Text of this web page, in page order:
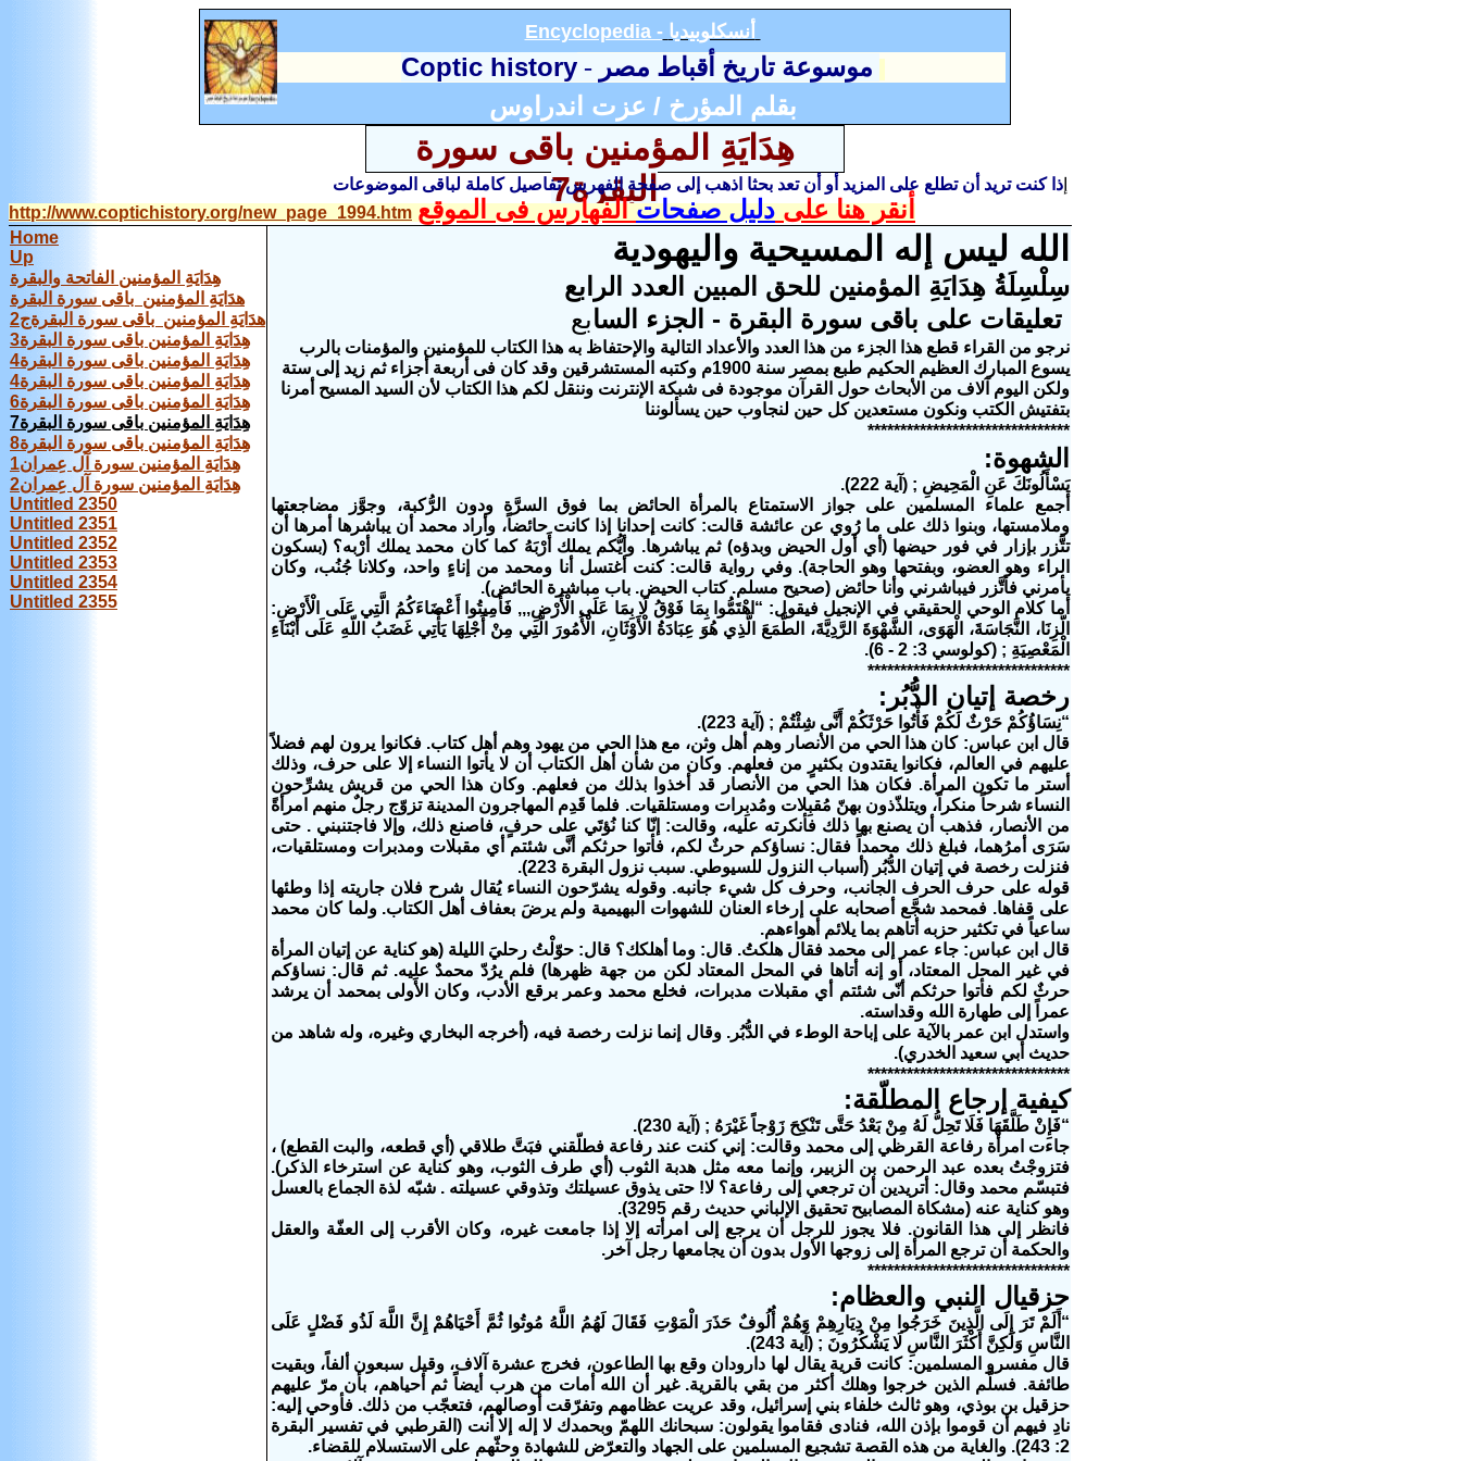
Encyclopedia - أنسكلوبيديا
موسوعة تاريخ أقباط مصر-
Coptic history
بقلم المؤرخ / عزت اندراوس
هِدَايَةِ المؤمنين باقى سورة
البقرة7
ذا كنت تريد أن تطلع على المزيد أو أن تعد بحثا اذهب إلى صفحة الفهرس تفاصيل كاملة لباقى الموضوعات
أنقر هنا علىدليل صفحاتالفهارس فى الموقع http://www.coptichistory.org/new_page_1994.htm
Home
Up
هِدَايَةِ المؤمنين الفاتحة والبقرة
هدَايَةِ المؤمنين باقى سورة البقرة
هدَايَةِ المؤمنين باقى سورة البقرةج2
هِدَايَةِ المؤمنين باقى سورة البقرة3
هِدَايَةِ المؤمنين باقى سورة البقرة4
هِدَايَةِ المؤمنين باقى سورة البقرة4
هِدَايَةِ المؤمنين باقى سورة البقرة6
هِدَايَةِ المؤمنين باقى سورة البقرة7
هِدَايَةِ المؤمنين باقى سورة البقرة8
هِدَايَةِ المؤمنين سورة آل عِمران1
هِدَايَةِ المؤمنين سورة آل عِمران2
Untitled 2350
Untitled 2351
Untitled 2352
Untitled 2353
Untitled 2354
Untitled 2355
الله ليس إله المسيحية واليهودية
سِلْسِلَةُ هِدَايَةِ المؤمنين للحق المبين العدد الرابع
تعليقات على باقى سورة البقرة - الجزء السابع
نرجو من القراء قطع هذا الجزء من هذا العدد والأعداد التالية والإحتفاظ به هذا الكتاب للمؤمنين والمؤمنات بالرب
يسوع المبارك العظيم الحكيم طبع بمصر سنة 1900م وكتبه المستشرقين وقد كان فى أربعة أجزاء ثم زيد إلى ستة
ولكن اليوم آلاف من الأبحاث حول القرآن موجودة فى شبكة الإنترنت وننقل لكم هذا الكتاب لأن السيد المسيح أمرنا
بتفتيش الكتب ونكون مستعدين كل حين لنجاوب حين يسألوننا
*******************************
الشهوة:
يَسْأَلُونَكَ عَنِ الْمَحِيضِ ; (آية 222).
أجمع علماء المسلمين على جواز الاستمتاع بالمرأة الحائض بما فوق السرَّة ودون الرُّكبة، وجوَّز مضاجعتها
وملامستها، وبنوا ذلك على ما رُوي عن عائشة قالت: كانت إحدانا إذا كانت حائضاً، وأراد محمد أن يباشرها أمرها أن
تتَّزر بإزار في فور حيضها (أي أول الحيض وبدؤه) ثم يباشرها. وأيُّكم يملك أَرْبَهُ كما كان محمد يملك أرْبه؟ (بسكون
الراء وهو العضو، وبفتحها وهو الحاجة). وفي رواية قالت: كنت أغتسل أنا ومحمد من إناءٍ واحد، وكلانا جُنُب، وكان
يأمرني فأتَّزر فيباشرني وأنا حائض (صحيح مسلم. كتاب الحيض. باب مباشرة الحائض).
أما كلام الوحي الحقيقي في الإنجيل فيقول: “اهْتَمُّوا بِمَا فَوْقُ لَا بِمَا عَلَى الْأَرْضِ,,, فَأَمِيتُوا أَعْضَاءَكُمُ الَّتِي عَلَى الْأَرْضِ:
الّزِنَا، النَّجَاسَةَ، الْهَوَى، الشَّهْوَةَ الرَّدِيَّةَ، الطَّمَعَ الَّذِي هُوَ عِبَادَةُ الْأَوْثَانِ، الْأُمُورَ الَّتِي مِنْ أَجْلِهَا يَأْتِي غَضَبُ اللّهِ عَلَى أَبْنَاءِ
الْمَعْصِيَةِ ; (كولوسي 3: 2 - 6).
*******************************
رخصة إتيان الدُّبُر:
“نِسَاؤُكُمْ حَرْثٌ لَكُمْ فَأْتُوا حَرْثَكُمْ أَنَّى شِئْتُمْ ; (آية 223).
قال ابن عباس: كان هذا الحي من الأنصار وهم أهل وثن، مع هذا الحي من يهود وهم أهل كتاب. فكانوا يرون لهم فضلاً
عليهم في العالم، فكانوا يقتدون بكثيرٍ من فعلهم. وكان من شأن أهل الكتاب أن لا يأتوا النساء إلا على حرف، وذلك
أستر ما تكون المرأة. فكان هذا الحي من الأنصار قد أخذوا بذلك من فعلهم. وكان هذا الحي من قريش يشرِّحون
النساء شرحاً منكراً، ويتلذّذون بهنّ مُقبِلات ومُدبِرات ومستلقيات. فلما قَدِم المهاجرون المدينة تزوّج رجلٌ منهم امرأةً
من الأنصار، فذهب أن يصنع بها ذلك فأنكرته عليه، وقالت: إنّا كنا نُؤتَي على حرفٍ، فاصنع ذلك، وإلا فاجتنبني . حتى
سَرَى أمرُهما، فبلغ ذلك محمداً فقال: نساؤكم حرثٌ لكم، فأتوا حرثكم أنَّى شئتم أي مقبلات ومدبرات ومستلقيات،
فنزلت رخصة في إتيان الدُّبُر (أسباب النزول للسيوطي. سبب نزول البقرة 223).
قوله على حرف الحرف الجانب، وحرف كل شيء جانبه. وقوله يشرّحون النساء يُقال شرح فلان جاريته إذا وطئها
على قفاها. فمحمد شجَّع أصحابه على إرخاء العنان للشهوات البهيمية ولم يرضَ بعفاف أهل الكتاب. ولما كان محمد
ساعياً في تكثير حزبه أتاهم بما يلائم أهواءهم.
قال ابن عباس: جاء عمر إلى محمد فقال هلكتُ. قال: وما أهلكك؟ قال: حوّلْتُ رحليَ الليلة (هو كناية عن إتيان المرأة
في غير المحل المعتاد، أو إنه أتاها في المحل المعتاد لكن من جهة ظهرها) فلم يرُدّ محمدٌ عليه. ثم قال: نساؤكم
حرثٌ لكم فأتوا حرثكم أنّى شئتم أي مقبلات مدبرات، فخلع محمد وعمر برقع الأدب، وكان الأَولى بمحمد أن يرشد
عمراً إلى طهارة الله وقداسته.
واستدل ابن عمر بالآية على إباحة الوطء في الدُّبُر. وقال إنما نزلت رخصة فيه، (أخرجه البخاري وغيره، وله شاهد من
حديث أبي سعيد الخدري).
*******************************
كيفية إرجاع المطلّقة:
“فَإِنْ طَلَّقَهَا فَلَا تَحِلُّ لَهُ مِنْ بَعْدُ حَتَّى تَنْكِحَ زَوْجاً غَيْرَهُ ; (آية 230).
جاءت امرأة رفاعة القرظي إلى محمد وقالت: إني كنت عند رفاعة فطلّقني فبَتَّ طلاقي (أي قطعه، والبت القطع) ،
فتزوجْتُ بعده عبد الرحمن بن الزبير، وإنما معه مثل هدبة الثوب (أي طرف الثوب، وهو كناية عن استرخاء الذكر).
فتبسّم محمد وقال: أتريدين أن ترجعي إلى رفاعة؟ لا! حتى يذوق عسيلتك وتذوقي عسيلته . شبّه لذة الجماع بالعسل
وهو كناية عنه (مشكاة المصابيح تحقيق الإلباني حديث رقم 3295).
فانظر إلى هذا القانون. فلا يجوز للرجل أن يرجع إلى امرأته إلا إذا جامعت غيره، وكان الأقرب إلى العفّة والعقل
والحكمة أن ترجع المرأة إلى زوجها الأول بدون أن يجامعها رجل آخر.
*******************************
حزقيال النبي والعظام:
“أَلَمْ تَرَ إِلَى الَّذِينَ خَرَجُوا مِنْ دِيَارِهِمْ وَهُمْ أُلُوفٌ حَذَرَ الْمَوْتِ فَقَالَ لَهُمُ اللَّهُ مُوتُوا ثُمَّ أَحْيَاهُمْ إِنَّ اللَّهَ لَذُو فَضْلٍ عَلَى
النَّاسِ وَلَكِنَّ أَكْثَرَ النَّاسِ لَا يَشْكُرُونَ ; (آية 243).
قال مفسرو المسلمين: كانت قرية يقال لها دارودان وقع بها الطاعون، فخرج عشرة آلاف، وقيل سبعون ألفاً، وبقيت
طائفة. فسلَّم الذين خرجوا وهلك أكثر من بقي بالقرية. غير أن الله أمات من هرب أيضاً ثم أحياهم، بأن مرّ عليهم
حزقيل بن بوذي، وهو ثالث خلفاء بني إسرائيل، وقد عريت عظامهم وتفرّقت أوصالهم، فتعجّب من ذلك. فأوحي إليه:
نادِ فيهم أن قوموا بإذن الله، فنادى فقاموا يقولون: سبحانك اللهمّ وبحمدك لا إله إلا أنت (القرطبي في تفسير البقرة
2: 243). والغاية من هذه القصة تشجيع المسلمين على الجهاد والتعرّض للشهادة وحثّهم على الاستسلام للقضاء.